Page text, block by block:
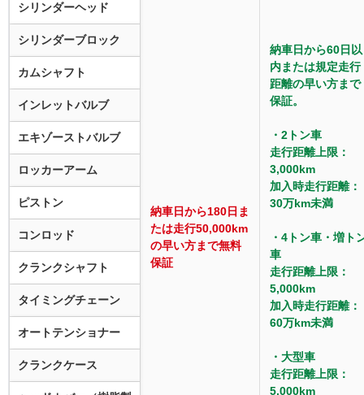
シリンダーヘッド
納車日から180日ま
たは走行50,000km
の早い方まで無料
保証
納車日から60日以
内または規定走行
距離の早い方まで
保証。
・2トン車
走行距離上限：
3,000km
加入時走行距離：
30万km未満
・4トン車・増ト
車
走行距離上限：
5,000km
加入時走行距離：
60万km未満
・大型車
走行距離上限：
5,000km
シリンダーブロック
カムシャフト
インレットバルブ
エキゾーストバルブ
ロッカーアーム
ピストン
コンロッド
クランクシャフト
タイミングチェーン
オートテンショナー
クランクケース